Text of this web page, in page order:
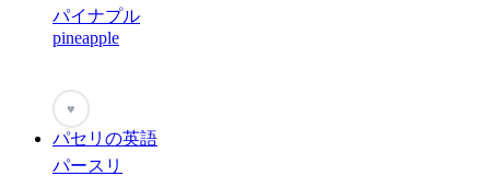
パイナプル
pineapple
♥
パセリの英語
パースリ